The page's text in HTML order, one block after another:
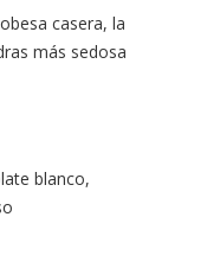
casera, la
más sedosa
blanco,